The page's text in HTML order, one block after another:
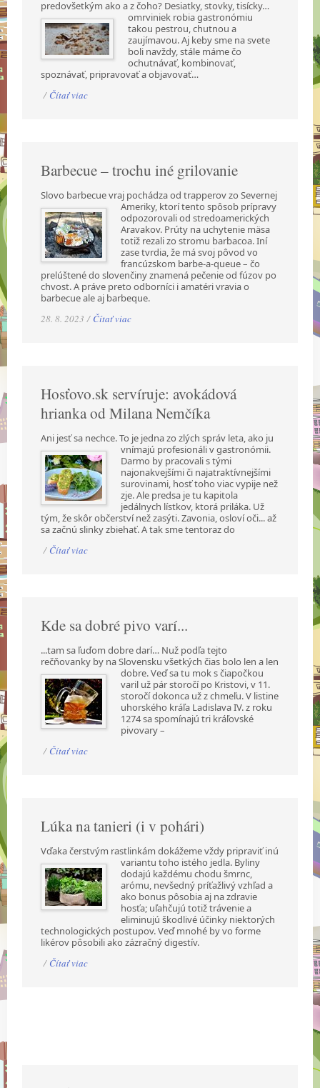
predovšetkým ako a z čoho? Desiatky, stovky,tisícky…
omrviniek robia gastronómiu
takou pestrou, chutnou a
zaujímavou. Aj keby sme na svete
boli navždy, stále máme čo
ochutnávať, kombinovať,
spoznávať, pripravovať a objavovať…
/ Čítať viac
Barbecue – trochu iné grilovanie
Slovo barbecue vraj pochádza od trapperov zo Severnej
Ameriky, ktorí tento spôsob prípravy
odpozorovali od stredoamerických
Aravakov. Prúty na uchytenie mäsa
totiž rezali zo stromu barbacoa. Iní
zase tvrdia, že má svoj pôvod vo
francúzskom barbe-a-queue – čo
prelúštené do slovenčiny znamená pečenie od fúzov po
chvost. A práve preto odborníci i amatéri vravia o
barbecue ale aj barbeque.
28. 8. 2023 / Čítať viac
Hosťovo.sk servíruje: avokádová
hrianka od Milana Nemčíka
Ani jesť sa nechce. To je jedna zo zlých správ leta, ako ju
vnímajú profesionáli v gastronómii.
Darmo by pracovali s tými
najonakvejšími či najatraktívnejšími
surovinami, hosť toho viac vypije než
zje. Ale predsa je tu kapitola
jedálnych lístkov, ktorá priláka. Už
tým, že skôr občerství než zasýti. Zavonia, osloví oči... až
sa začnú slinky zbiehať. A tak sme tentoraz do
/ Čítať viac
Kde sa dobré pivo varí...
...tam sa ľuďom dobre darí… Nuž podľa tejto
rečňovanky by na Slovensku všetkých čias bolo len a len
dobre. Veď sa tu mok s čiapočkou
varil už pár storočí po Kristovi, v 11.
storočí dokonca už z chmeľu. V listine
uhorského kráľa Ladislava IV. z roku
1274 sa spomínajú tri kráľovské
pivovary –
/ Čítať viac
Lúka na tanieri (i v pohári)
Vďaka čerstvým rastlinkám dokážeme vždy pripraviť inú
variantu toho istého jedla. Byliny
dodajú každému chodu šmrnc,
arómu, nevšedný príťažlivý vzhľad a
ako bonus pôsobia aj na zdravie
hosťa; uľahčujú totiž trávenie a
eliminujú škodlivé účinky niektorých
technologických postupov. Veď mnohé by vo forme
likérov pôsobili ako zázračný digestív.
/ Čítať viac